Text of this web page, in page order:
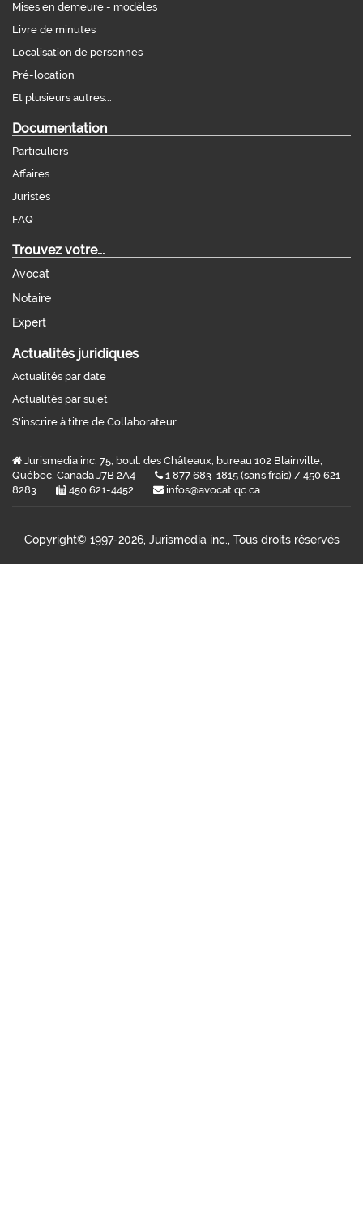
Mises en demeure - modèles
Livre de minutes
Localisation de personnes
Pré-location
Et plusieurs autres...
Documentation
Particuliers
Affaires
Juristes
FAQ
Trouvez votre...
Avocat
Notaire
Expert
Actualités juridiques
Actualités par date
Actualités par sujet
S'inscrire à titre de Collaborateur
Jurismedia inc. 75, boul. des Châteaux, bureau 102 Blainville,
Québec, Canada J7B 2A4
1 877 683-1815 (sans frais) / 450 621-
8283
450 621-4452 infos@avocat.qc.ca
Copyright© 1997-2026, Jurismedia inc., Tous droits réservés